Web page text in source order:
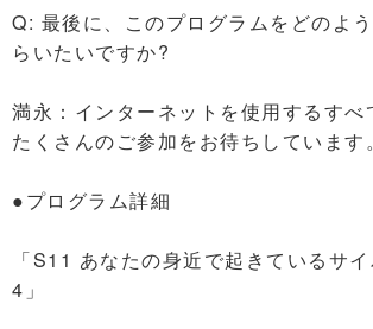
Q: 最後に、このプログラムをどのよ
らいたいですか?
満永：インターネットを使用するすべ
たくさんのご参加をお待ちしています。
●プログラム詳細
「S11 あなたの身近で起きているサ
4」